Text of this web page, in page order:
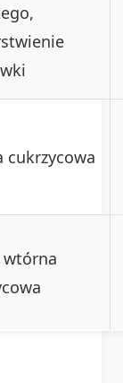
cukrzycowa
wtórna